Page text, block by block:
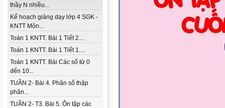
thầy N nhiều...
Kế hoạch giảng dạy lớp 4 SGK -
KNTT Môn...
Toán 1 KNTT. Bài 1 Tiết 2....
Toán 1 KNTT. Bài 1 Tiết 1....
Toán 1 KNTT. Bài Các số từ 0
đến 10...
TUẦN 2- Bài 4. Phân số thập
phân...
TUẦN 2- T3. Bài 5. Ôn tập các